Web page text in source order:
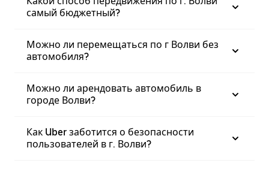
самый бюджетный?
Можно ли перемещаться по г Волви без
автомобиля?
Можно ли арендовать автомобиль в
городе Волви?
Как Uber заботится о безопасности
пользователей в г. Волви?